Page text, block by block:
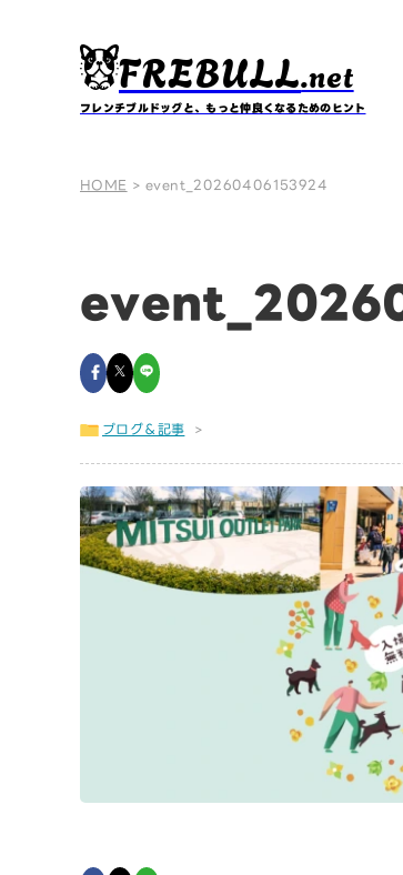
FREBULL.net
フレンチブルドッグと、もっと仲良くなるためのヒント
HOME > event_20260406153924
ブログ＆記事 >